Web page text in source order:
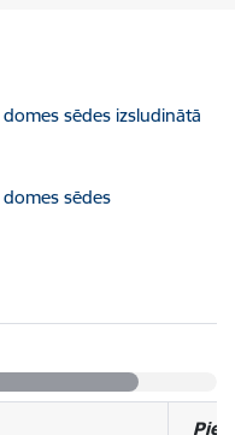
sēdes izsludinātā
sēdes